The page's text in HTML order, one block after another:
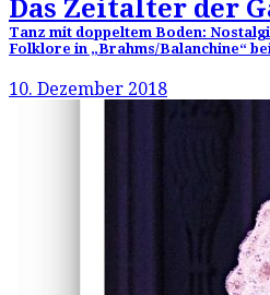
Das Zeitalter der
Tanz mit doppeltem Boden:
Folklore in „Brahms/Balanchine“
10. Dezember 2018